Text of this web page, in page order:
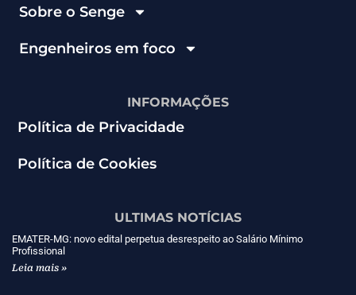
Sobre o Senge
Engenheiros em foco
INFORMAÇÕES
Política de Privacidade
Política de Cookies
ULTIMAS NOTÍCIAS
EMATER-MG: novo edital perpetua desrespeito ao Salário Mínimo
Profissional
Leia mais »